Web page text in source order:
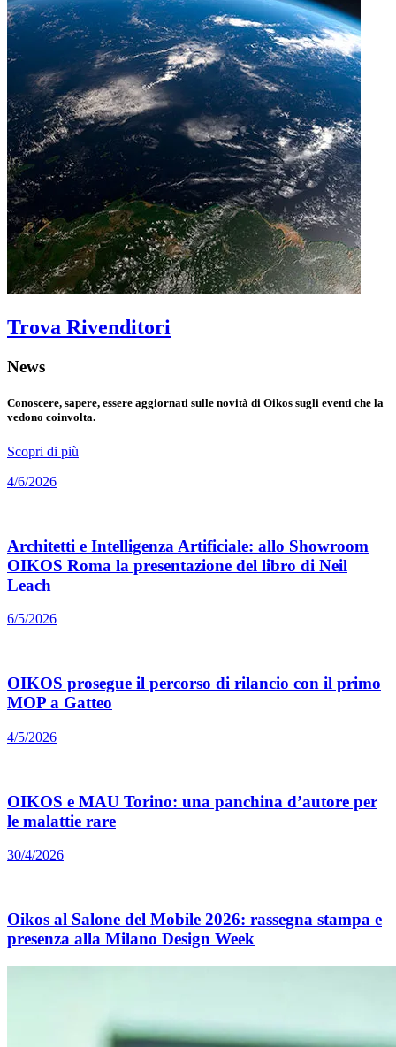
Trova Rivenditori
News
Conoscere, sapere, essere aggiornati sulle novità di Oikos sugli eventi che la
vedono coinvolta.
Scopri di più
4/6/2026
Architetti e Intelligenza Artificiale: allo Showroom
OIKOS Roma la presentazione del libro di Neil
Leach
6/5/2026
OIKOS prosegue il percorso di rilancio con il primo
MOP a Gatteo
4/5/2026
OIKOS e MAU Torino: una panchina d’autore per
le malattie rare
30/4/2026
Oikos al Salone del Mobile 2026: rassegna stampa e
presenza alla Milano Design Week